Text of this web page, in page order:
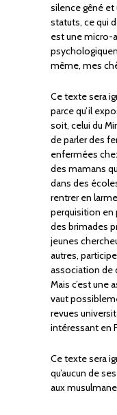
silence gêné
statuts, ce qui
est une micro-
même, mes
Ce texte sera
parce qu’il
soit, celui du
de parler des
enfermées
des mamans
dans des
rentrer en
perquisition en
des brimades
jeunes
autres,
association de
Mais c’est une
vaut
revues
intéressant en
Ce texte sera
qu’aucun de
aux